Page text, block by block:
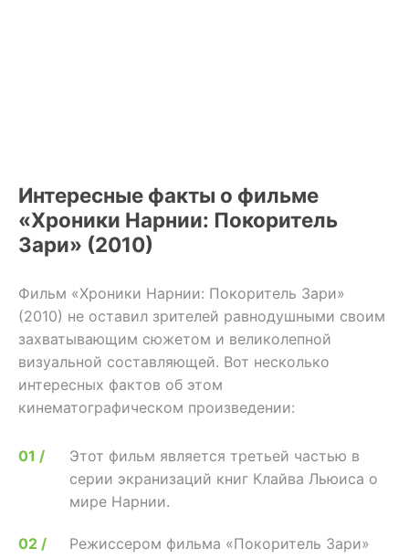
Интересные факты о фильме
«Хроники Нарнии: Покоритель
Зари» (2010)
Фильм «Хроники Нарнии: Покоритель Зари»
(2010) не оставил зрителей равнодушными своим
захватывающим сюжетом и великолепной
визуальной составляющей. Вот несколько
интересных фактов об этом
кинематографическом произведении:
Этот фильм является третьей частью в
серии экранизаций книг Клайва Льюиса о
мире Нарнии.
Режиссером фильма «Покоритель Зари»